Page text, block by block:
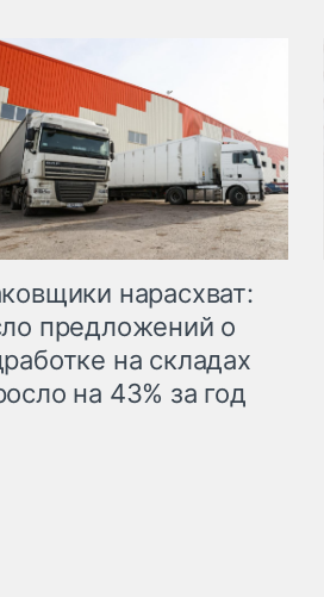
нарасхват:
предложений о
на складах
на 43% за год